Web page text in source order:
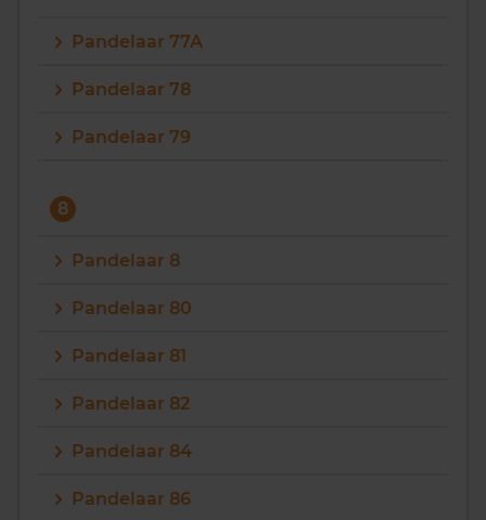
Pandelaar 77A
Pandelaar 78
Pandelaar 79
8
Pandelaar 8
Pandelaar 80
Pandelaar 81
Pandelaar 82
Pandelaar 84
Pandelaar 86